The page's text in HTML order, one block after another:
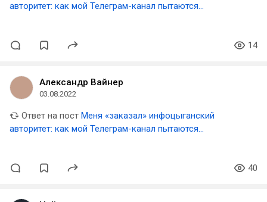
авторитет: как мой Телеграм-канал пытаются
14
Александр Вайнер
03.08.2022
Ответ на пост Меня «заказал» инфоцыганский
авторитет: как мой Телеграм-канал пытаются
40